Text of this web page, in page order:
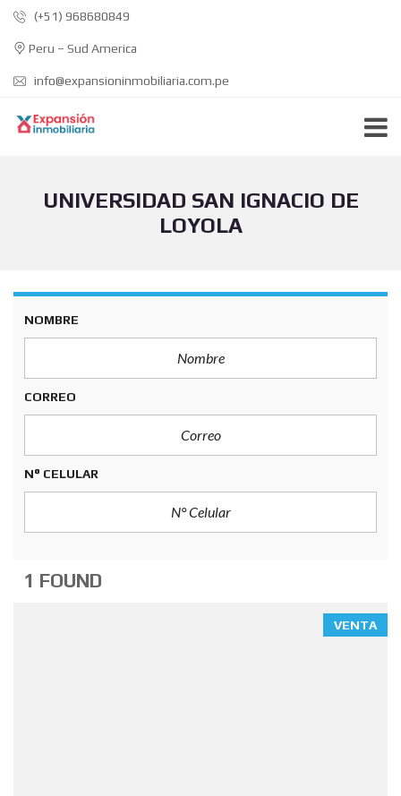
(+51) 968680849
Peru – Sud America
info@expansioninmobiliaria.com.pe
UNIVERSIDAD SAN IGNACIO DE
LOYOLA
NOMBRE
CORREO
N° CELULAR
1 FOUND
VENTA